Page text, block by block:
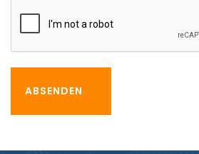
ABSENDEN